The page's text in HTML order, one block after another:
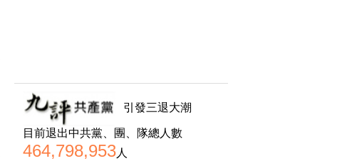
引發三退大潮
目前退出中共黨、團、隊總人數
464,798,953人